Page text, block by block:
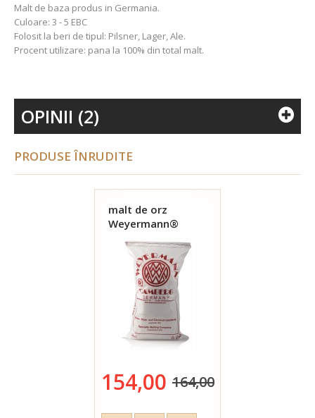
Malt de baza produs in Germania.
Culoare: 3 - 5 EBC
Folosit la beri de tipul: Pilsner, Lager, Ale.
Procent utilizare: pana la 100% din total malt.
OPINII (2)
PRODUSE ÎNRUDITE
malt de orz
Weyermann®
154,00 164,00